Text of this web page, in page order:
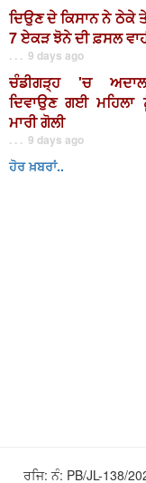
ਦਿਉਣ ਦੇ ਕਿਸਾਨ ਨੇ ਠੇਕੇ
7 ਏਕੜ ਝੋਨੇ ਦੀ ਫ਼ਸਲ
. . . 9 days ago
ਚੰਡੀਗੜ੍ਹ 'ਚ
ਦਿਵਾਉਣ ਗਈ ਮਹਿਲਾ
ਮਾਰੀ ਗੋਲੀ
. . . 9 days ago
ਹੋਰ ਖ਼ਬਰਾਂ..
ਰਜਿ: ਨੰ: PB/JL-138/